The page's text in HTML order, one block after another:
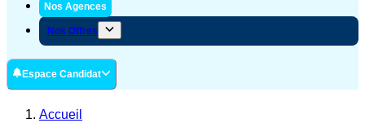
Nos Agences
Nos Offres
Espace Candidat
Accueil